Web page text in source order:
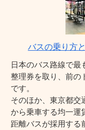
バスの乗り方
日本のバス路線で最
整理券を取り、前の
です。
そのほか、東京都交
から乗車する均一運
距離バスが採用する